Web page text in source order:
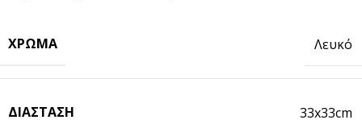
ΧΡΏΜΑ Λευκό
ΔΙΆΣΤΑΣΗ 33x33cm